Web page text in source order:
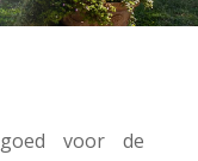
voor de